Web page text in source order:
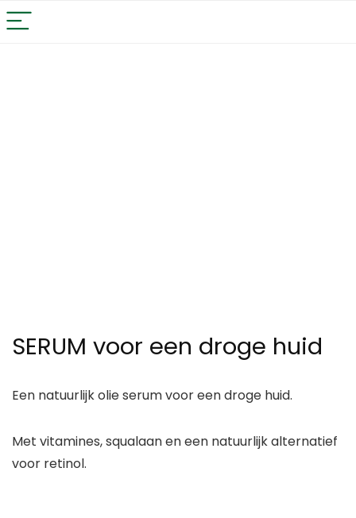
SERUM voor een droge huid
Een natuurlijk olie serum voor een droge huid.
Met vitamines, squalaan en een natuurlijk alternatief
voor retinol.